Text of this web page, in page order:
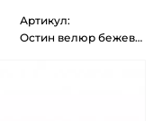
Артикул:
Остин велюр бежевый